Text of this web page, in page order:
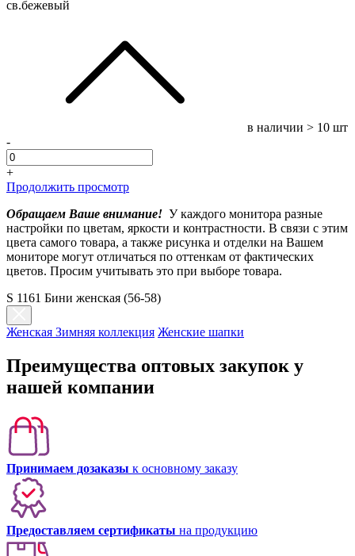
св.бежевый
в наличии > 10 шт
-
+
Продолжить просмотр
Обращаем Ваше внимание! У каждого монитора разные
настройки по цветам, яркости и контрастности. В связи с этим
цвета самого товара, а также рисунка и отделки на Вашем
мониторе могут отличаться по оттенкам от фактических
цветов. Просим учитывать это при выборе товара.
S 1161 Бини женская (56-58)
Женская Зимняя коллекция Женские шапки
Преимущества оптовых закупок у
нашей компании
Принимаем дозаказы к основному заказу
Предоставляем сертификаты на продукцию